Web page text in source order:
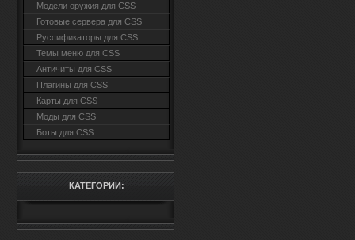
Модели оружия для CSS
Готовые сервера для CSS
Руссификаторы для CSS
Темы меню для CSS
Античиты для CSS
Плагины для CSS
Карты для CSS
Моды для CSS
Боты для CSS
КАТЕГОРИИ: